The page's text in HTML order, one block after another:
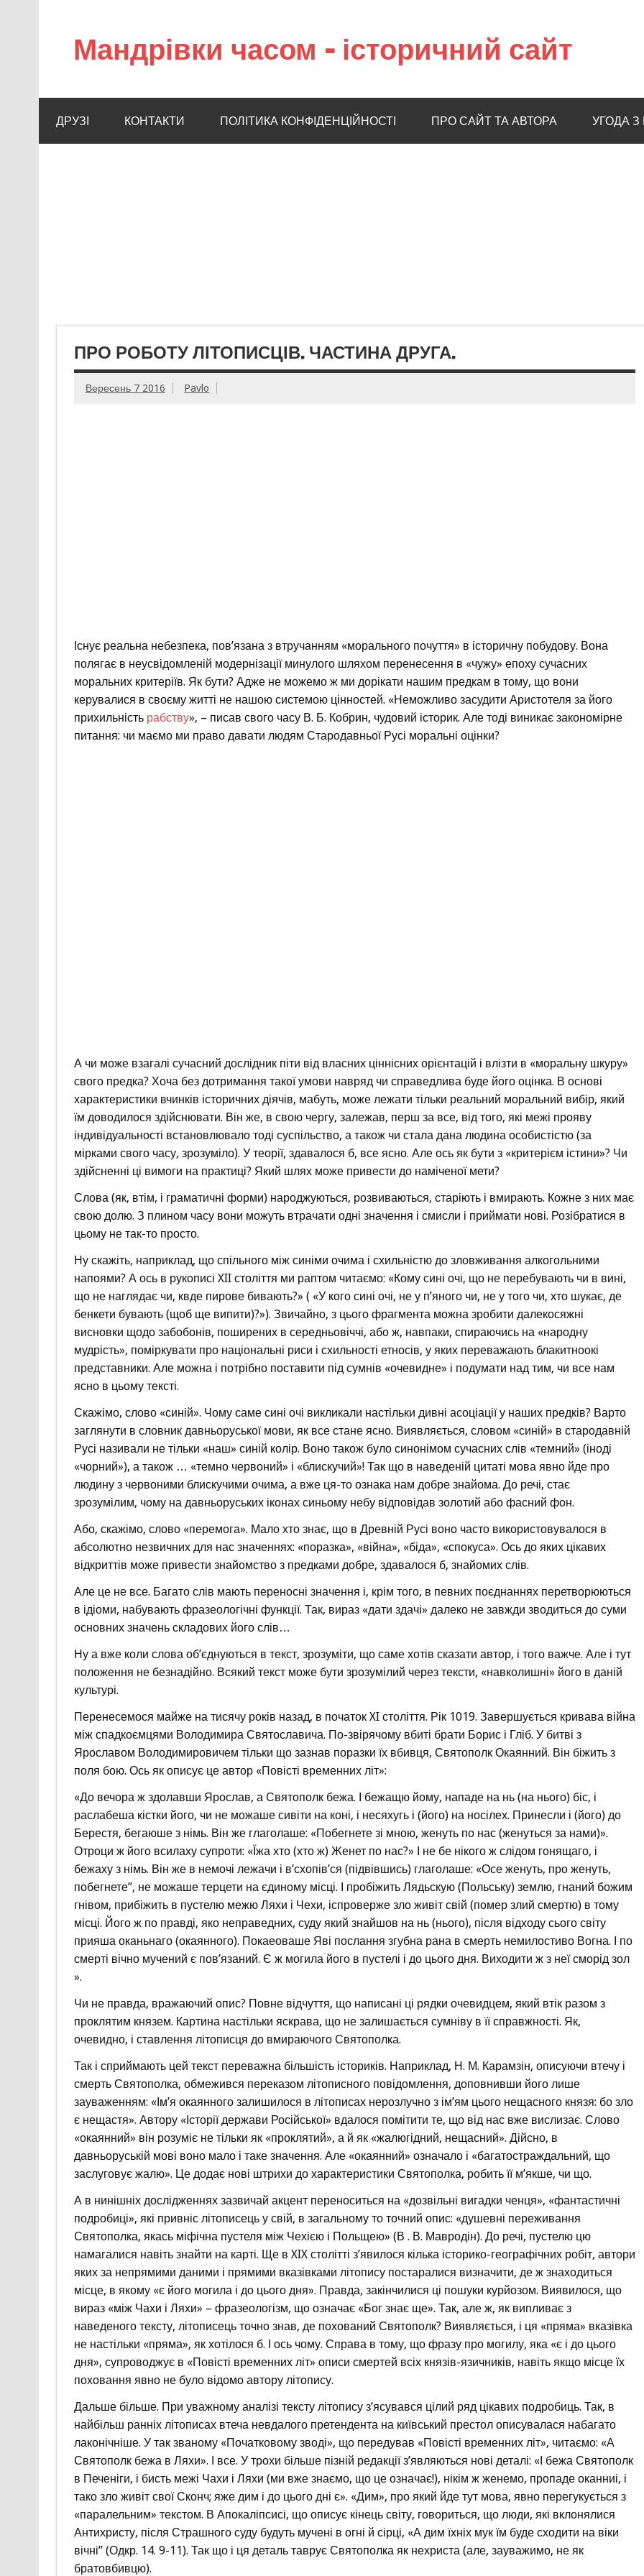
Мандрівки часом – історичний сайт
ДРУЗІ КОНТАКТИ ПОЛІТИКА КОНФІДЕНЦІЙНОСТІ ПРО САЙТ ТА АВТОРА УГОДА
ПРО РОБОТУ ЛІТОПИСЦІВ. ЧАСТИНА ДРУГА.
Вересень 7 2016 Pavlo
Існує реальна небезпека, пов’язана з втручанням «морального почуття» в історичну побудову. Вона
полягає в неусвідомленій модернізації минулого шляхом перенесення в «чужу» епоху сучасних
моральних критеріїв. Як бути? Адже не можемо ж ми дорікати нашим предкам в тому, що вони
керувалися в своєму житті не нашою системою цінностей. «Неможливо засудити Аристотеля за його
прихильність рабству», – писав свого часу В. Б. Кобрин, чудовий історик. Але тоді виникає закономірне
питання: чи маємо ми право давати людям Стародавньої Русі моральні оцінки?
А чи може взагалі сучасний дослідник піти від власних ціннісних орієнтацій і влізти в «моральну шкуру»
свого предка? Хоча без дотримання такої умови навряд чи справедлива буде його оцінка. В основі
характеристики вчинків історичних діячів, мабуть, може лежати тільки реальний моральний вибір, який
їм доводилося здійснювати. Він же, в свою чергу, залежав, перш за все, від того, які межі прояву
індивідуальності встановлювало тоді суспільство, а також чи стала дана людина особистістю (за
мірками свого часу, зрозуміло). У теорії, здавалося б, все ясно. Але ось як бути з «критерієм істини»? Чи
здійсненні ці вимоги на практиці? Який шлях може привести до наміченої мети?
Слова (як, втім, і граматичні форми) народжуються, розвиваються, старіють і вмирають. Кожне з них має
свою долю. З плином часу вони можуть втрачати одні значення і смисли і приймати нові. Розібратися в
цьому не так-то просто.
Ну скажіть, наприклад, що спільного між синіми очима і схильністю до зловживання алкогольними
напоями? А ось в рукописі XII століття ми раптом читаємо: «Кому сині очі, що не перебувають чи в вині,
що не наглядає чи, квде пирове бивають?» ( «У кого сині очі, не у п’яного чи, не у того чи, хто шукає, де
бенкети бувають (щоб ще випити)?»). Звичайно, з цього фрагмента можна зробити далекосяжні
висновки щодо забобонів, поширених в середньовіччі, або ж, навпаки, спираючись на «народну
мудрість», поміркувати про національні риси і схильності етносів, у яких переважають блакитноокі
представники. Але можна і потрібно поставити під сумнів «очевидне» і подумати над тим, чи все нам
ясно в цьому тексті.
Скажімо, слово «синій». Чому саме сині очі викликали настільки дивні асоціації у наших предків? Варто
заглянути в словник давньоруської мови, як все стане ясно. Виявляється, словом «синій» в стародавній
Русі називали не тільки «наш» синій колір. Воно також було синонімом сучасних слів «темний» (іноді
«чорний»), а також … «темно червоний» і «блискучий»! Так що в наведеній цитаті мова явно йде про
людину з червоними блискучими очима, а вже ця-то ознака нам добре знайома. До речі, стає
зрозумілим, чому на давньоруських іконах синьому небу відповідав золотий або фасний фон.
Або, скажімо, слово «перемога». Мало хто знає, що в Древній Русі воно часто використовувалося в
абсолютно незвичних для нас значеннях: «поразка», «війна», «біда», «спокуса». Ось до яких цікавих
відкриттів може привести знайомство з предками добре, здавалося б, знайомих слів.
Але це не все. Багато слів мають переносні значення і, крім того, в певних поєднаннях перетворюються
в ідіоми, набувають фразеологічні функції. Так, вираз «дати здачі» далеко не завжди зводиться до суми
основних значень складових його слів…
Ну а вже коли слова об’єднуються в текст, зрозуміти, що саме хотів сказати автор, і того важче. Але і тут
положення не безнадійно. Всякий текст може бути зрозумілий через тексти, «навколишні» його в даній
культурі.
Перенесемося майже на тисячу років назад, в початок XI століття. Рік 1019. Завершується кривава війна
між спадкоємцями Володимира Святославича. По-звірячому вбиті брати Борис і Гліб. У битві з
Ярославом Володимировичем тільки що зазнав поразки їх вбивця, Святополк Окаянний. Він біжить з
поля бою. Ось як описує це автор «Повісті временних літ»:
«До вечора ж здолавши Ярослав, а Святополк бежа. І бежащю йому, нападе на нь (на нього) біс, і
раслабеша кістки його, чи не можаше сивіти на коні, і несяхугь і (його) на носілех. Принесли і (його) до
Берестя, бегаюше з німь. Він же глаголаше: «Побегнете зі мною, женуть по нас (женуться за нами)».
Отроци ж його всилаху супроти: «Їжа хто (хто ж) Женет по нас?» І не бе нікого ж слідом гонящаго, і
бежаху з німь. Він же в немочі лежачи і в’схопів’ся (підвівшись) глаголаше: «Осе женуть, про женуть,
побегнете”, не можаше терцети на єдиному місці. І пробіжить Лядьскую (Польську) землю, гнаний божим
гнівом, прибіжить в пустелю межю Ляхи і Чехи, іспроверже зло живіт свій (помер злий смертю) в тому
місці. Його ж по правді, яко неправедних, суду який знайшов на нь (нього), після відходу сього світу
прияша оканьнаго (окаянного). Покаеоваше Яві послання згубна рана в смерть немилостиво Вогна. І по
смерті вічно мучений є пов’язаний. Є ж могила його в пустелі і до цього дня. Виходити ж з неї сморід зол
».
Чи не правда, вражаючий опис? Повне відчуття, що написані ці рядки очевидцем, який втік разом з
проклятим князем. Картина настільки яскрава, що не залишається сумніву в її справжності. Як,
очевидно, і ставлення літописця до вмираючого Святополка.
Так і сприймають цей текст переважна більшість істориків. Наприклад, Н. М. Карамзін, описуючи втечу і
смерть Святополка, обмежився переказом літописного повідомлення, доповнивши його лише
зауваженням: «Ім’я окаянного залишилося в літописах нерозлучно з ім’ям цього нещасного князя: бо зло
є нещастя». Автору «Історії держави Російської» вдалося помітити те, що від нас вже вислизає. Слово
«окаянний» він розуміє не тільки як «проклятий», а й як «жалюгідний, нещасний». Дійсно, в
давньоруській мові воно мало і таке значення. Але «окаянний» означало і «багатостраждальний, що
заслуговує жалю». Це додає нові штрихи до характеристики Святополка, робить її м’якше, чи що.
А в нинішніх дослідженнях зазвичай акцент переноситься на «дозвільні вигадки ченця», «фантастичні
подробиці», які привніс літописець у свій, в загальному то точний опис: «душевні переживання
Святополка, якась міфічна пустеля між Чехією і Польщею» (В . В. Мавродін). До речі, пустелю цю
намагалися навіть знайти на карті. Ще в XIX столітті з’явилося кілька історико-географічних робіт, автори
яких за непрямими даними і прямими вказівками літопису постаралися визначити, де ж знаходиться
місце, в якому «є його могила і до цього дня». Правда, закінчилися ці пошуки курйозом. Виявилося, що
вираз «між Чахи і Ляхи» – фразеологізм, що означає «Бог знає ще». Так, але ж, як випливає з
наведеного тексту, літописець точно знав, де похований Святополк? Виявляється, і ця «пряма» вказівка
не настільки «пряма», як хотілося б. І ось чому. Справа в тому, що фразу про могилу, яка «є і до цього
дня», супроводжує в «Повісті временних літ» описи смертей всіх князів-язичників, навіть якщо місце їх
поховання явно не було відомо автору літопису.
Дальше більше. При уважному аналізі тексту літопису з’ясувався цілий ряд цікавих подробиць. Так, в
найбільш ранніх літописах втеча невдалого претендента на київський престол описувалася набагато
лаконічніше. У так званому «Початковому зводі», що передував «Повісті временних літ», читаємо: «А
Святополк бежа в Ляхи». І все. У трохи більше пізній редакції з’являються нові деталі: «І бежа Святополк
в Печеніги, і бисть межі Чахи і Ляхи (ми вже знаємо, що це означає!), нікім ж женемо, пропаде оканниі, і
тако зло живіт свої Сконч; яже дим і до цього дні є». «Дим», про який йде тут мова, явно перегукується з
«паралельним» текстом. В Апокаліпсисі, що описує кінець світу, говориться, що люди, які вклонялися
Антихристу, після Страшного суду будуть мучені в огні й сірці, «А дим їхніх мук їм буде сходити на віки
вічні” (Одкр. 14. 9-11). Так що і ця деталь таврує Святополка як нехриста (але, зауважимо, не як
братовбивцю).